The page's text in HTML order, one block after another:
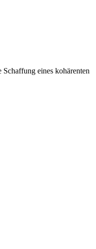
eines kohärenten